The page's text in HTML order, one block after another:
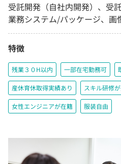
受託開発（自社内開発）、受
業務システム/パッケージ、画
特徴
残業３０H以内 一部在宅勤務可
産休育休取得実績あり スキル研修
女性エンジニアが在籍 服装自由